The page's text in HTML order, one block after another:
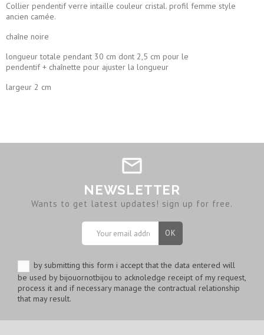
Collier pendentif verre intaille couleur cristal. profil femme style
ancien camée.
chaîne noire
longueur totale pendant 30 cm dont 2,5 cm pour le
pendentif + chaînette pour ajuster la longueur
largeur 2 cm
NEWSLETTER
Wants to get latest updates! sign up for free.
by submitting this form i accept that the data entered will
be used by bijouornotbijou to acknoledge receipt of my request,
process it and if necessary manage the contractual relationship
that may result.